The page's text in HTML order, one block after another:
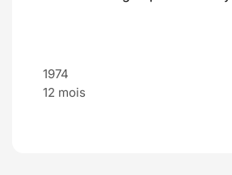
1974
12 mois